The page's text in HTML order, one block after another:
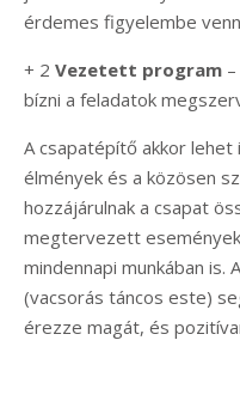
érdemes figyelembe
+ 2 Vezetett program
bízni a feladatok
A csapatépítő akkor lehet
élmények és a közösen
hozzájárulnak a csapat
megtervezett
mindennapi munkában is.
(vacsorás táncos este)
érezze magát, és